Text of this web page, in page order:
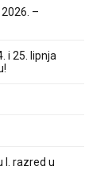
2026. –
i 25. lipnja
I. razred u